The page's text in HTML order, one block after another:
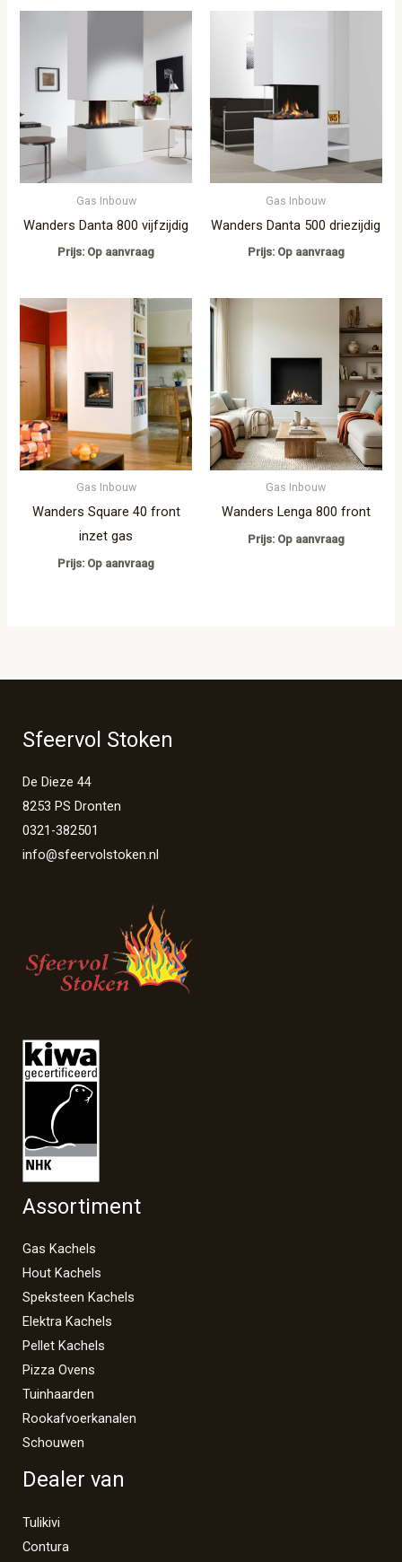
Gas Inbouw
Wanders Danta 800 vijfzijdig
Prijs: Op aanvraag
Gas Inbouw
Wanders Danta 500 driezijdig
Prijs: Op aanvraag
Gas Inbouw
Wanders Square 40 front
inzet gas
Prijs: Op aanvraag
Gas Inbouw
Wanders Lenga 800 front
Prijs: Op aanvraag
Sfeervol Stoken
De Dieze 44
8253 PS Dronten
0321-382501
info@sfeervolstoken.nl
Assortiment
Gas Kachels
Hout Kachels
Speksteen Kachels
Elektra Kachels
Pellet Kachels
Pizza Ovens
Tuinhaarden
Rookafvoerkanalen
Schouwen
Dealer van
Tulikivi
Contura